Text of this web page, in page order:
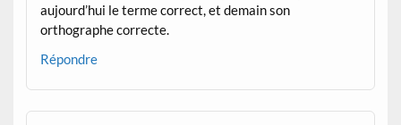
aujourd’hui le terme correct, et demain son
orthographe correcte.
Répondre